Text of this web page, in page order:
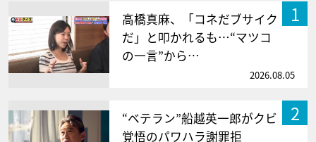
1
高橋真麻、「コネだブサイク
だ」と叩かれるも…“マツコ
の一言”から…
2026.08.05
2
“ベテラン”船越英一郎がクビ
覚悟のパワハラ謝罪拒